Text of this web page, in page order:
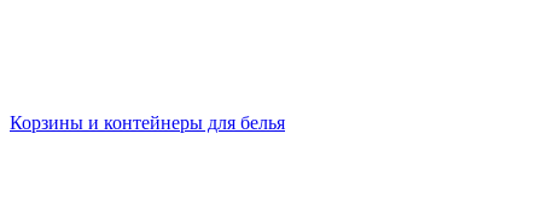
Корзины и контейнеры для белья